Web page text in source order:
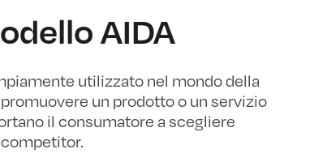
AIDA
utilizzato nel mondo della
un prodotto o un servizio
il consumatore a scegliere